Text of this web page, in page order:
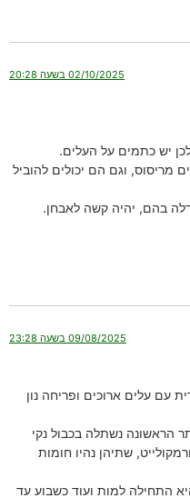
02/10/2025 בשעה 20:28
יש כתמים על העלים.
מריסוס, וגם הם יכולים להוביל
בהם, יהיה קשה לאבחן.
09/08/2025 בשעה 23:28
עם עלים ארוכים ופריחה נון
הראשונה נשתלה בכבול נקי
והשניה תערובת יחס 1 כבול 1פרלייט 2 ורמקולייט, שתיהן נהיו חומות
התחילה למות ועוד כשבוע עד